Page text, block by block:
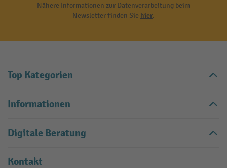
Nähere Informationen zur Datenverarbeitung beim
Newsletter finden Sie hier.
Top Kategorien
Informationen
Digitale Beratung
Kontakt